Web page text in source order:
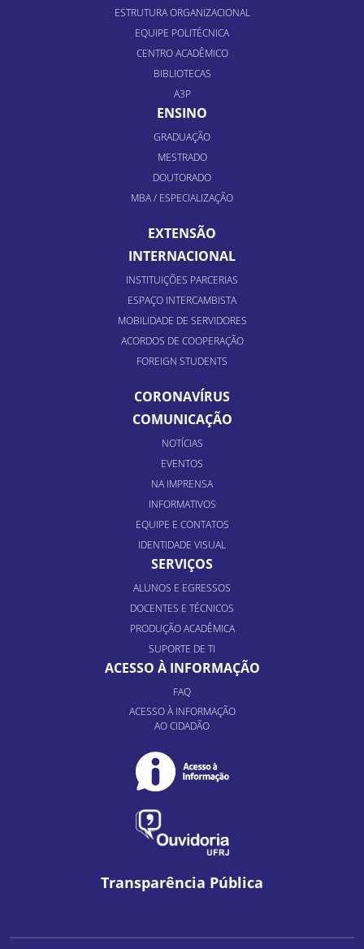
ESTRUTURA ORGANIZACIONAL
EQUIPE POLITÉCNICA
CENTRO ACADÊMICO
BIBLIOTECAS
A3P
ENSINO
GRADUAÇÃO
MESTRADO
DOUTORADO
MBA / ESPECIALIZAÇÃO
EXTENSÃO
INTERNACIONAL
INSTITUIÇÕES PARCERIAS
ESPAÇO INTERCAMBISTA
MOBILIDADE DE SERVIDORES
ACORDOS DE COOPERAÇÃO
FOREIGN STUDENTS
CORONAVÍRUS
COMUNICAÇÃO
NOTÍCIAS
EVENTOS
NA IMPRENSA
INFORMATIVOS
EQUIPE E CONTATOS
IDENTIDADE VISUAL
SERVIÇOS
ALUNOS E EGRESSOS
DOCENTES E TÉCNICOS
PRODUÇÃO ACADÊMICA
SUPORTE DE TI
ACESSO À INFORMAÇÃO
FAQ
ACESSO À INFORMAÇÃO
AO CIDADÃO
Transparência Pública